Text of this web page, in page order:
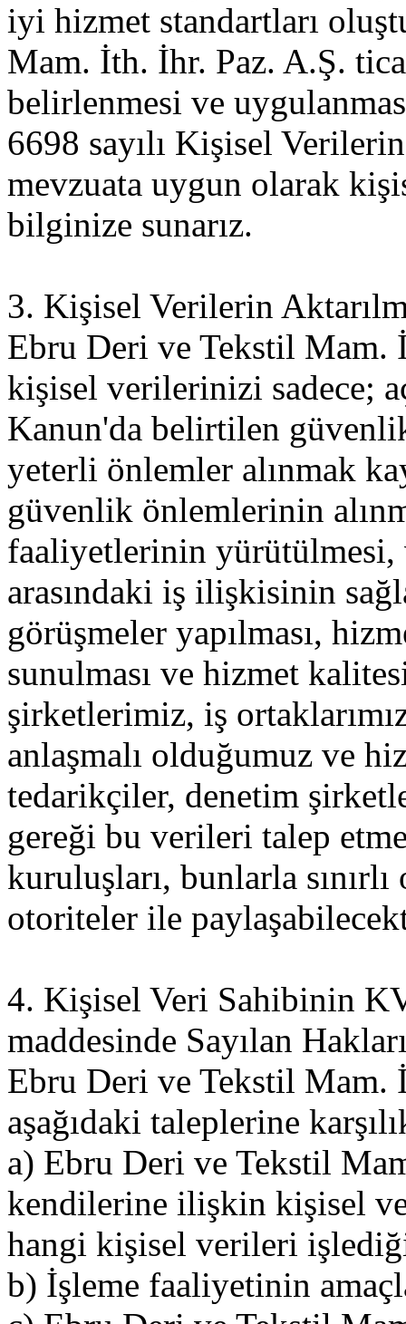
iyi hizmet standartları
Mam. İth. İhr. Paz. A.Ş.
belirlenmesi ve
6698 sayılı Kişisel
mevzuata uygun olarak
bilginize sunarız.
3. Kişisel Verilerin
Ebru Deri ve Tekstil Mam.
kişisel verilerinizi sadece;
Kanun'da belirtilen
yeterli önlemler alınmak
güvenlik önlemlerinin
faaliyetlerinin
arasındaki iş ilişkisinin
görüşmeler yapılması,
sunulması ve hizmet
şirketlerimiz, iş
anlaşmalı olduğumuz ve
tedarikçiler, denetim
gereği bu verileri talep
kuruluşları, bunlarla
otoriteler ile
4. Kişisel Veri Sahibinin
maddesinde Sayılan
Ebru Deri ve Tekstil
aşağıdaki taleplerine
a) Ebru Deri ve Tekstil
kendilerine ilişkin kişisel
hangi kişisel verileri
b) İşleme faaliyetinin